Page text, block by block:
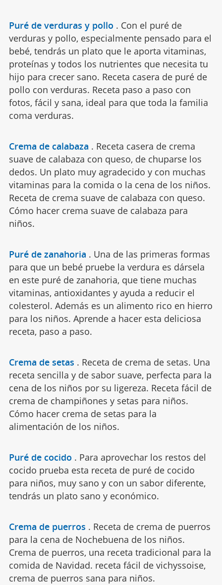
Puré de verduras y pollo . Con el puré de
verduras y pollo, especialmente pensado para el
bebé, tendrás un plato que le aporta vitaminas,
proteínas y todos los nutrientes que necesita tu
hijo para crecer sano. Receta casera de puré de
pollo con verduras. Receta paso a paso con
fotos, fácil y sana, ideal para que toda la familia
coma verduras.
Crema de calabaza . Receta casera de crema
suave de calabaza con queso, de chuparse los
dedos. Un plato muy agradecido y con muchas
vitaminas para la comida o la cena de los niños.
Receta de crema suave de calabaza con queso.
Cómo hacer crema suave de calabaza para
niños.
Puré de zanahoria . Una de las primeras formas
para que un bebé pruebe la verdura es dársela
en este puré de zanahoria, que tiene muchas
vitaminas, antioxidantes y ayuda a reducir el
colesterol. Además es un alimento rico en hierro
para los niños. Aprende a hacer esta deliciosa
receta, paso a paso.
Crema de setas . Receta de crema de setas. Una
receta sencilla y de sabor suave, perfecta para la
cena de los niños por su ligereza. Receta fácil de
crema de champiñones y setas para niños.
Cómo hacer crema de setas para la
alimentación de los niños.
Puré de cocido . Para aprovechar los restos del
cocido prueba esta receta de puré de cocido
para niños, muy sano y con un sabor diferente,
tendrás un plato sano y económico.
Crema de puerros . Receta de crema de puerros
para la cena de Nochebuena de los niños.
Crema de puerros, una receta tradicional para la
comida de Navidad. receta fácil de vichyssoise,
crema de puerros sana para niños.